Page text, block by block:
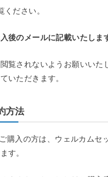
ださい。
後のメールに記載いたしま
覧されないようお願いいた
いただきます。
方法
購入の方は、ウェルカムセ
す。